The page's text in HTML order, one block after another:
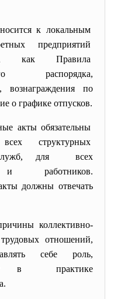
к локальным
предприятий
как Правила
распорядка,
по
о графике отпусков.
акты обязательны
структурных
служб, для всех
работников.
должны отвечать
коллективно-
отношений,
себе роль,
в практике